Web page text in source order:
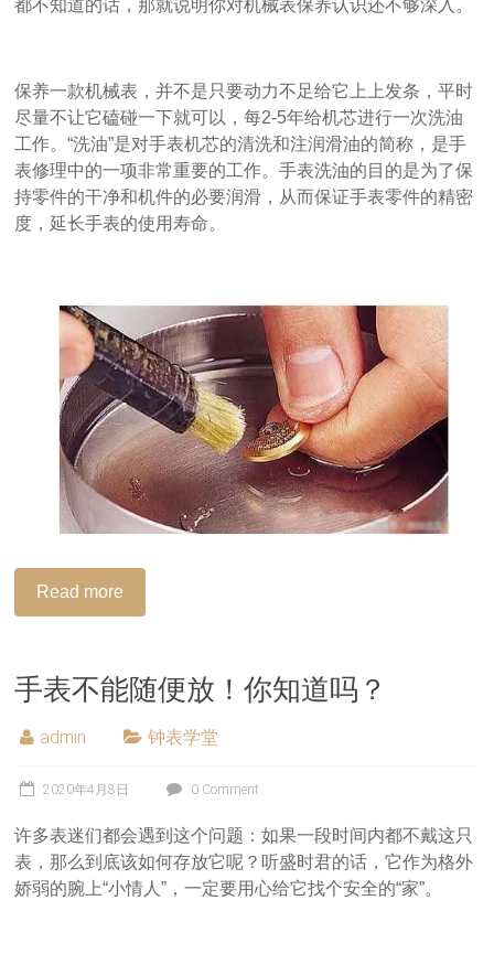
都不知道的话，那就说明你对机械表保养认识还不够深入。
保养一款机械表，并不是只要动力不足给它上上发条，平时
尽量不让它磕碰一下就可以，每2-5年给机芯进行一次洗油
工作。“洗油”是对手表机芯的清洗和注润滑油的简称，是手
表修理中的一项非常重要的工作。手表洗油的目的是为了保
持零件的干净和机件的必要润滑，从而保证手表零件的精密
度，延长手表的使用寿命。
Read more
手表不能随便放！你知道吗？
admin 钟表学堂
2020年4月8日 0 Comment
许多表迷们都会遇到这个问题：如果一段时间内都不戴这只
表，那么到底该如何存放它呢？听盛时君的话，它作为格外
娇弱的腕上“小情人”，一定要用心给它找个安全的“家”。